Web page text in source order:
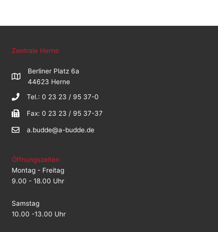
Zentrale Herne
Berliner Platz 6a
44623 Herne
Tel.: 0 23 23 / 95 37-0
Fax: 0 23 23 / 95 37-37
a.budde@a-budde.de
Öffnungszeiten
Montag - Freitag
9.00 - 18.00 Uhr
Samstag
10.00 -13.00 Uhr